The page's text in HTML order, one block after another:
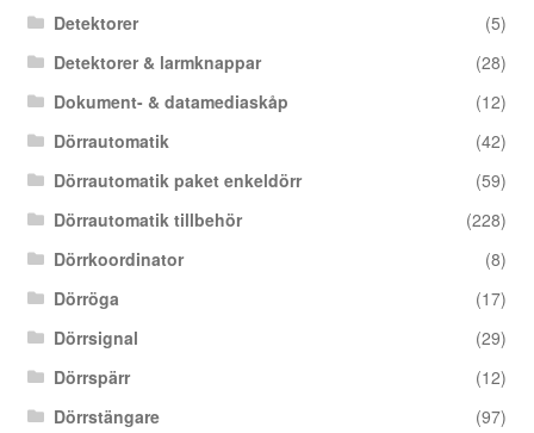
Detektorer
(5)
Detektorer & larmknappar
(28)
Dokument- & datamediaskåp
(12)
Dörrautomatik
(42)
Dörrautomatik paket enkeldörr
(59)
Dörrautomatik tillbehör
(228)
Dörrkoordinator
(8)
Dörröga
(17)
Dörrsignal
(29)
Dörrspärr
(12)
Dörrstängare
(97)